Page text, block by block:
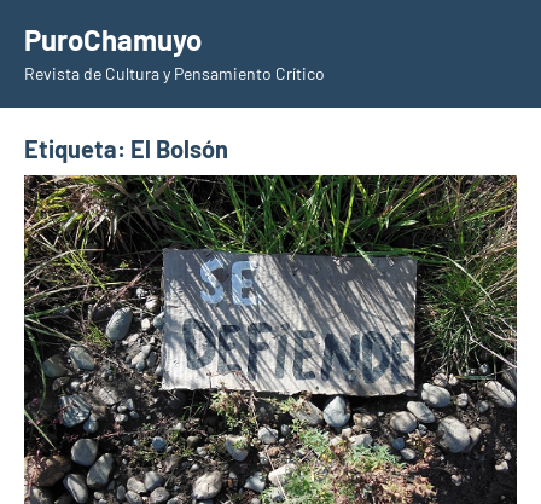
contenido
PuroChamuyo
Revista de Cultura y Pensamiento Crítico
Etiqueta: El Bolsón